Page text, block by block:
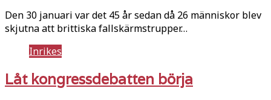
Den 30 januari var det 45 år sedan då 26 människor blev
skjutna att brittiska fallskärmstrupper…
Inrikes
Låt kongressdebatten börja